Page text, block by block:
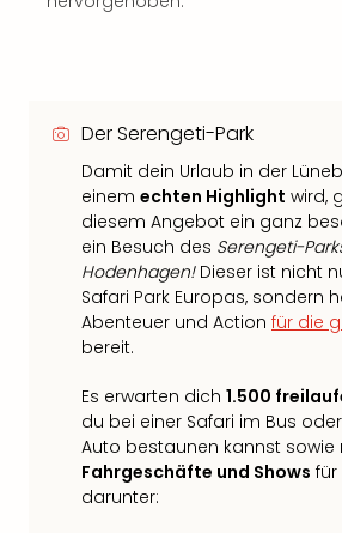
Der Serengeti-Park
Damit dein Urlaub in der
einem echten Highlight wird,
diesem Angebot ein ganz
ein Besuch des Serengeti-
Hodenhagen!Dieser ist nicht
Safari Park Europas, sondern
Abenteuer und Action für die
bereit.
Es erwarten dich 1.500
du bei einer Safari im Bus
Auto bestaunen kannst sowie
Fahrgeschäfte und Shows für
darunter: